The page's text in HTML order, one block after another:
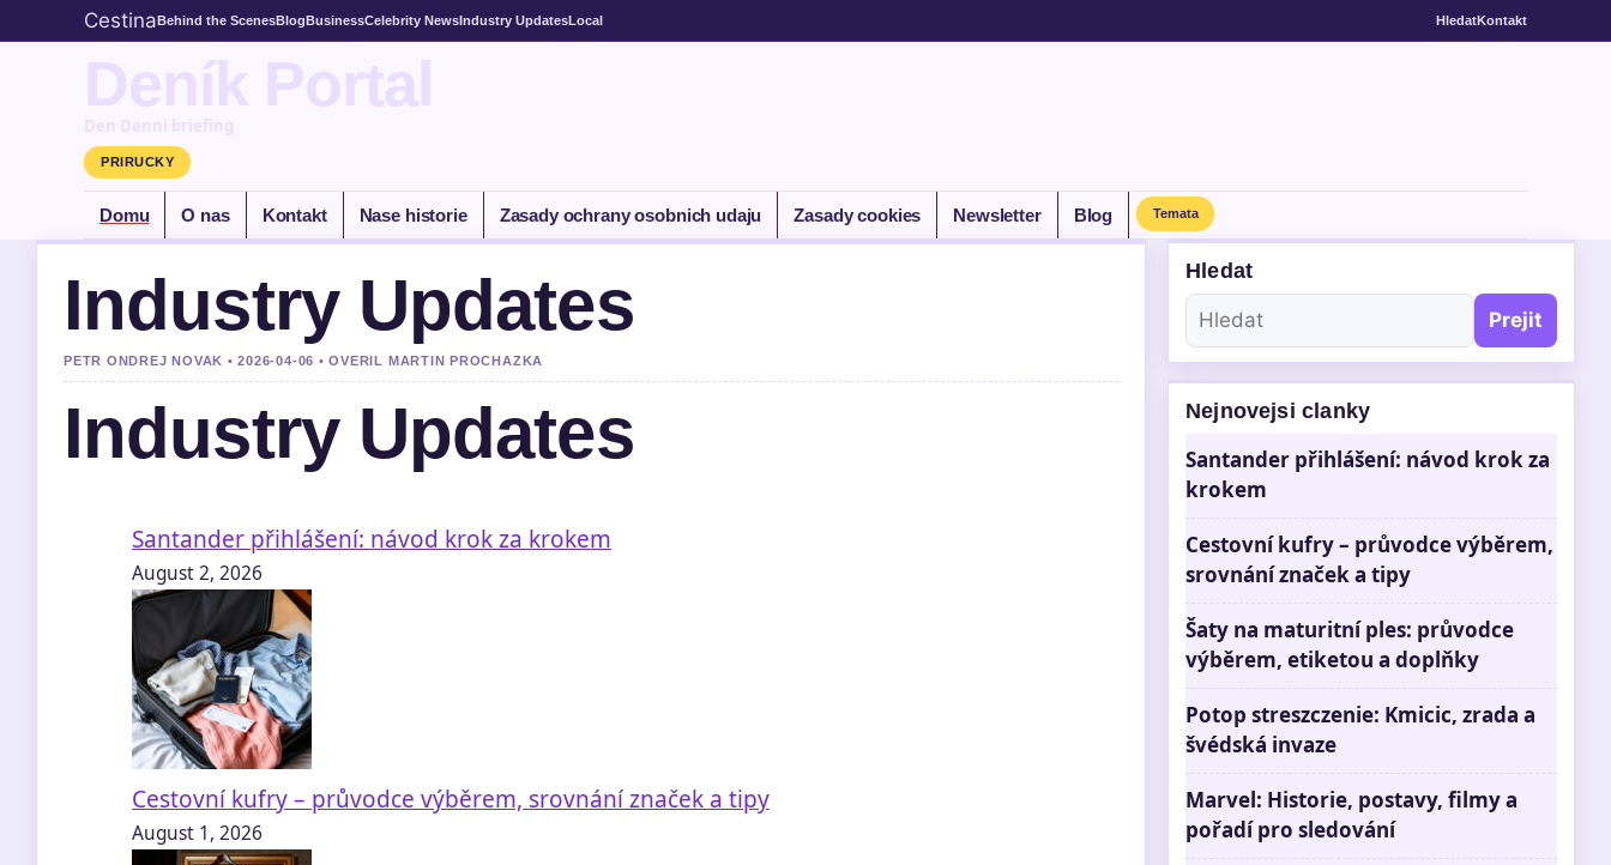
CestinaBehind the ScenesBlogBusinessCelebrity NewsIndustry UpdatesLocal HledatKontakt
Deník Portal
Den Denni briefing
PRIRUCKY
Domu O nas Kontakt Nase historie Zasady ochrany osobnich udaju Zasady cookies Newsletter Blog Temata
Industry Updates
PETR ONDREJ NOVAK • 2026-04-06 • OVERIL MARTIN PROCHAZKA
Industry Updates
Santander přihlášení: návod krok za krokem
August 2, 2026
Cestovní kufry – průvodce výběrem, srovnání značek a tipy
August 1, 2026
Hledat
Prejit
Nejnovejsi clanky
Santander přihlášení: návod krok za
krokem
Cestovní kufry – průvodce výběrem,
srovnání značek a tipy
Šaty na maturitní ples: průvodce
výběrem, etiketou a doplňky
Potop streszczenie: Kmicic, zrada a
švédská invaze
Marvel: Historie, postavy, filmy a
pořadí pro sledování